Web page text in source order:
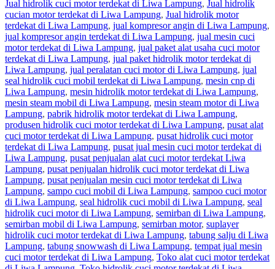
Jual hidrolik cuci motor terdekat di Liwa Lampung, Jual hidrolik
cucian motor terdekat di Liwa Lampung, Jual hidrolik motor
terdekat di Liwa Lampung, jual kompresor angin di Liwa Lampung,
jual kompresor angin terdekat di Liwa Lampung, jual mesin cuci
motor terdekat di Liwa Lampung, jual paket alat usaha cuci motor
terdekat di Liwa Lampung, jual paket hidrolik motor terdekat di
Liwa Lampung, jual peralatan cuci motor di Liwa Lampung, jual
seal hidrolik cuci mobil terdekat di Liwa Lampung, mesin cnp di
Liwa Lampung, mesin hidrolik motor terdekat di Liwa Lampung,
mesin steam mobil di Liwa Lampung, mesin steam motor di Liwa
Lampung, pabrik hidrolik motor terdekat di Liwa Lampung,
produsen hidrolik cuci motor terdekat di Liwa Lampung, pusat alat
cuci motor terdekat di Liwa Lampung, pusat hidrolik cuci motor
terdekat di Liwa Lampung, pusat jual mesin cuci motor terdekat di
Liwa Lampung, pusat penjualan alat cuci motor terdekat Liwa
Lampung, pusat penjualan hidrolik cuci motor terdekat di Liwa
Lampung, pusat penjualan mesin cuci motor terdekat di Liwa
Lampung, sampo cuci mobil di Liwa Lampung, sampoo cuci motor
di Liwa Lampung, seal hidrolik cuci mobil di Liwa Lampung, seal
hidrolik cuci motor di Liwa Lampung, semirban di Liwa Lampung,
semirban mobil di Liwa Lampung, semirban motor, suplayer
hidrolik cuci motor terdekat di Liwa Lampung, tabung salju di Liwa
Lampung, tabung snowwash di Liwa Lampung, tempat jual mesin
cuci motor terdekat di Liwa Lampung, Toko alat cuci motor terdekat